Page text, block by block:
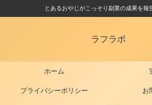
とあるおやじがこっそり副業の成果を報
ラフラボ
ホーム
プライバシーポリシー お